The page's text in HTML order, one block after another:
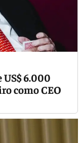
6.000
como CEO